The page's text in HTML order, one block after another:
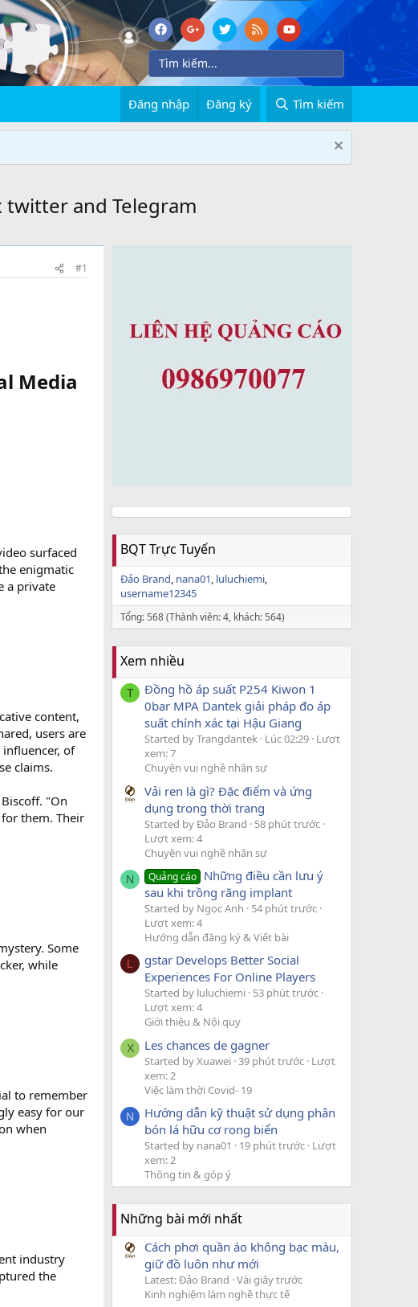
Đăng nhập Đăng ký Tìm kiếm
twitter and Telegram
#1
Media
surfaced
enigmatic
a private
content,
users are
of
claims.
"On
them. Their
Some
while
to remember
easy for our
when
industry
the
BQT Trực Tuyến
Đảo Brand nana01 luluchiemi
username12345
Tổng: 568 (Thành viên: 4, khách: 564)
Xem nhiều
T
Đồng hồ áp suất P254 Kiwon 1
0bar MPA Dantek giải pháp đo áp
suất chính xác tại Hậu Giang
Started by Trangdantek Lúc 02:29 Lượt
xem: 7
Chuyện vui nghề nhân sự
Vải ren là gì? Đặc điểm và ứng
dụng trong thời trang
Started by Đảo Brand
58 phút trước
Lượt xem: 4
Chuyện vui nghề nhân sự
N Quảng cáo Những điều cần lưu ý
sau khi trồng răng implant
Started by Ngọc Anh
54 phút trước
Lượt xem: 4
Hướng dẫn đăng ký & Viết bài
L
gstar Develops Better Social
Experiences For Online Players
Started by luluchiemi 53 phút trước
Lượt xem: 4
Giới thiệu & Nội quy
X Les chances de gagner
Started by Xuawei 39 phút trước Lượt
xem: 2
Việc làm thời Covid- 19
N
Hướng dẫn kỹ thuật sử dụng phân
bón lá hữu cơ rong biển
Started by nana01 19 phút trước Lượt
xem: 2
Thông tin & góp ý
Những bài mới nhất
Cách phơi quần áo không bạc màu,
giữ đồ luôn như mới
Latest: Đảo Brand Vài giây trước
Kinh nghiệm làm nghề thực tế